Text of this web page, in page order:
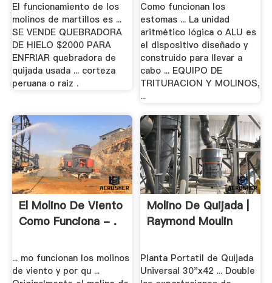
El funcionamiento de los
molinos de martillos es ...
SE VENDE QUEBRADORA
DE HIELO $2000 PARA
ENFRIAR quebradora de
quijada usada ... corteza
peruana o raiz .
Como funcionan los
estomas ... La unidad
aritmético lógica o ALU es
el dispositivo diseñado y
construido para llevar a
cabo ... EQUIPO DE
TRITURACION Y MOLINOS,
...
El Molino De Viento
Como Funciona - .
... mo funcionan los molinos
de viento y por qu ...
Molino De Quijada |
Raymond Moulin
Planta Portatil de Quijada
Universal 30"x42 ... Double